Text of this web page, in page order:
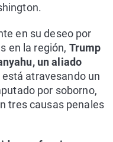
en su deseo por
en la región, Trump
un aliado
atravesando un
por soborno,
tres causas penales